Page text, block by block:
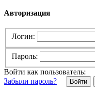
Авторизация
Логин:
Пароль:
Войти как пользователь:
Забыли пароль?